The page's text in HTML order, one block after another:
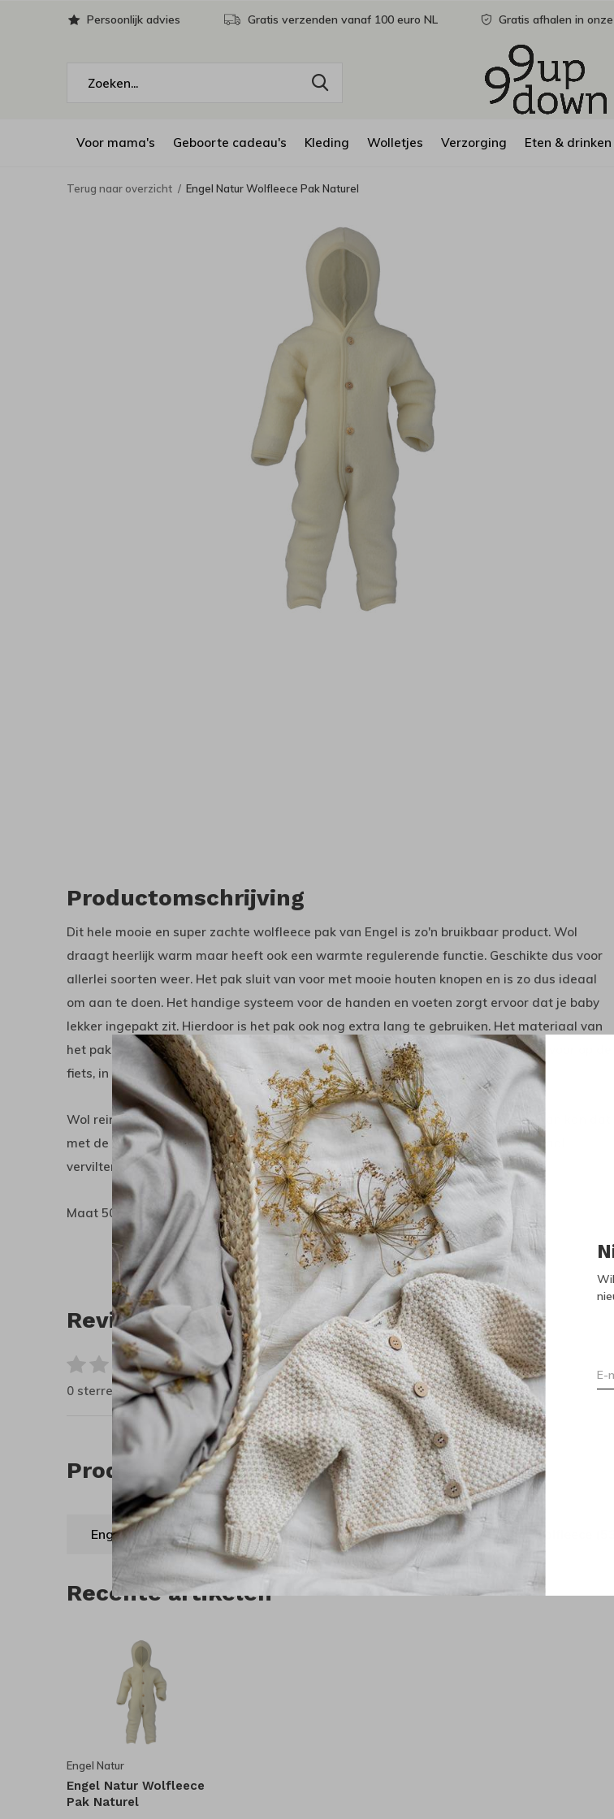
Voor mama's Geboorte cadeau's Kleding Wolletjes Verzorging Eten & drinken
Persoonlijk advies Gratis verzenden vanaf 100 euro NL Gratis afhalen in
Terug naar overzicht Engel Natur Wolfleece Pak Naturel
Productomschrijving
Dit hele mooie en super zachte wolfleece pak van Engel is zo'n bruikbaar product. Wol
draagt heerlijk warm maar heeft ook een warmte regulerende functie. Geschikte dus voor
allerlei soorten weer. Het pak sluit van voor met mooie houten knopen en is zo dus ideaal
om aan te doen. Het handige systeem voor de handen en voeten zorgt ervoor dat je baby
lekker ingepakt zit. Hierdoor is het pak ook nog extra lang te gebruiken. Het materiaal van
het pak is heerlijk zacht, dik, luchtig en licht. Ideaal voor in de draagzak, bakfiets, voor op de
fiets, in de wandelwagen of gewoon om in te lopen.
Wol reinigt zichzelf. Je kunt het buiten luchten. Mocht je het toch willen wassen dan kan dat
met de hand en een wolwasmiddel. Niet te veel wringen anders gaat het materiaal
vervilten. Niet in de zon drogen.
Maat 50/56 valt normaal maar vanaf 62/68 vallen de maten een maat groter.
Reviews
0/ 5
0 sterren op basis van 0 beoordelingen
Product tags
Engel(79) natur(79) naturel(12) pak
Recente artikelen
Engel Natur
Engel Natur Wolfleece
Pak Naturel